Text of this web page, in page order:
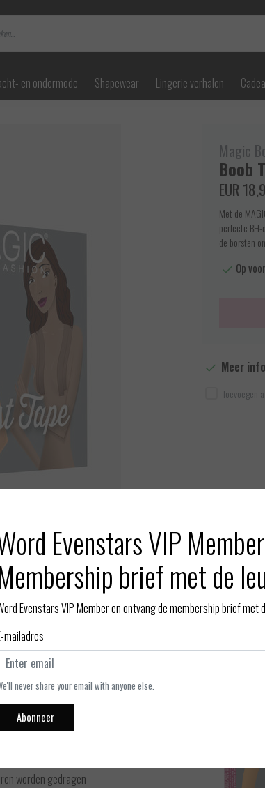
en ondermode Shapewear Lingerie verhalen
Afbeelding vergroten
Magic
Boob
EUR
Met de
perfecte
de borsten
Op
Meer
Toevoegen
voor onzichtbare styling onder elke
hechting aan de huid en is voorzien
centimeter m breed en heeft een totale lengte
terwijl je de perfecte decolleté en lift creëert.
worden gedragen
Evenstars VIP
brief met de
Evenstars VIP Member en ontvang de membership brief met
mailadres
never share your email with anyone else.
Abonneer